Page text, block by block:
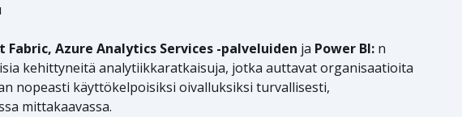
Fabric, Azure Analytics Services -palveluiden ja Power BI: n
kehittyneitä analytiikkaratkaisuja, jotka auttavat organisaatioita
nopeasti käyttökelpoisiksi oivalluksiksi turvallisesti,
mittakaavassa.